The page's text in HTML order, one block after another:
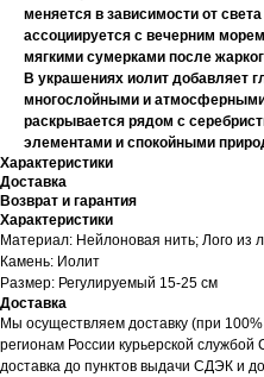
меняется в зависимости от
ассоциируется с вечерним
мягкими сумерками после
В украшениях иолит добавляет
многослойными и
раскрывается рядом с
элементами и спокойными
Характеристики
Доставка
Возврат и гарантия
Характеристики
Материал: Нейлоновая нить; Лого из
Камень: Иолит
Размер: Регулируемый 15-25 см
Доставка
Мы осуществляем доставку (при
регионам России курьерской
доставка до пунктов выдачи СДЭК и